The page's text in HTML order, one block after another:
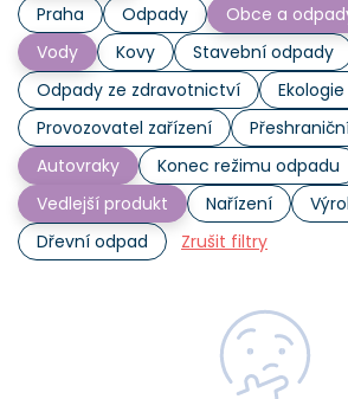
Praha
Odpady Obce a
Vody
Kovy
Stavební odpady
Odpady ze zdravotnictví
Provozovatel zařízení
Autovraky
Konec režimu odpadu
Vedlejší produkt
Nařízení
Dřevní odpad
Zrušit filtry